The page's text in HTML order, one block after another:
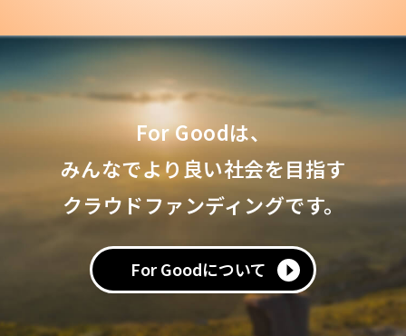
For Goodは、
みんなでより良い社会を目指す
クラウドファンディングです。
For Goodについて